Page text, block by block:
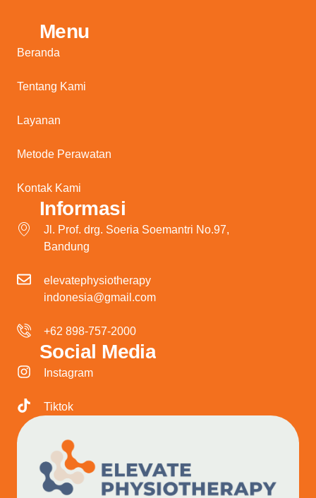
Menu
Beranda
Tentang Kami
Layanan
Metode Perawatan
Kontak Kami
Informasi
Jl. Prof. drg. Soeria Soemantri No.97,
Bandung
elevatephysiotherapy
indonesia@gmail.com
+62 898-757-2000
Social Media
Instagram
Tiktok